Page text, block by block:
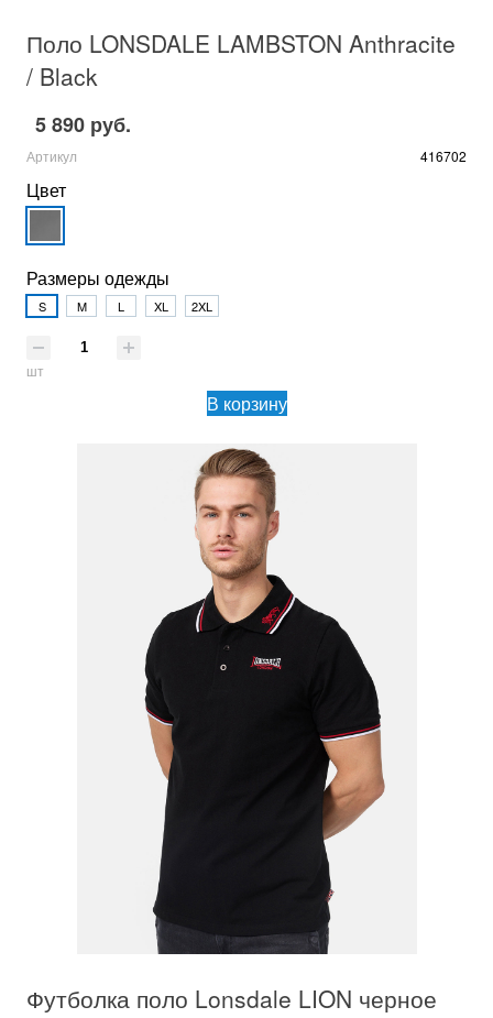
Поло LONSDALE LAMBSTON Anthracite
/ Black
5 890 руб.
Артикул 416702
Цвет
Размеры одежды
S M L XL 2XL
шт
В корзину
Футболка поло Lonsdale LION черное